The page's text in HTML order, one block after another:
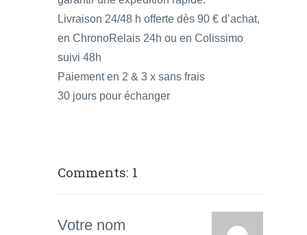
Livraison 24/48 h offerte dès 90 € d’achat,
en ChronoRelais 24h ou en Colissimo
suivi 48h
Paiement en 2 & 3 x sans frais
30 jours pour échanger
Comments: 1
Votre nom